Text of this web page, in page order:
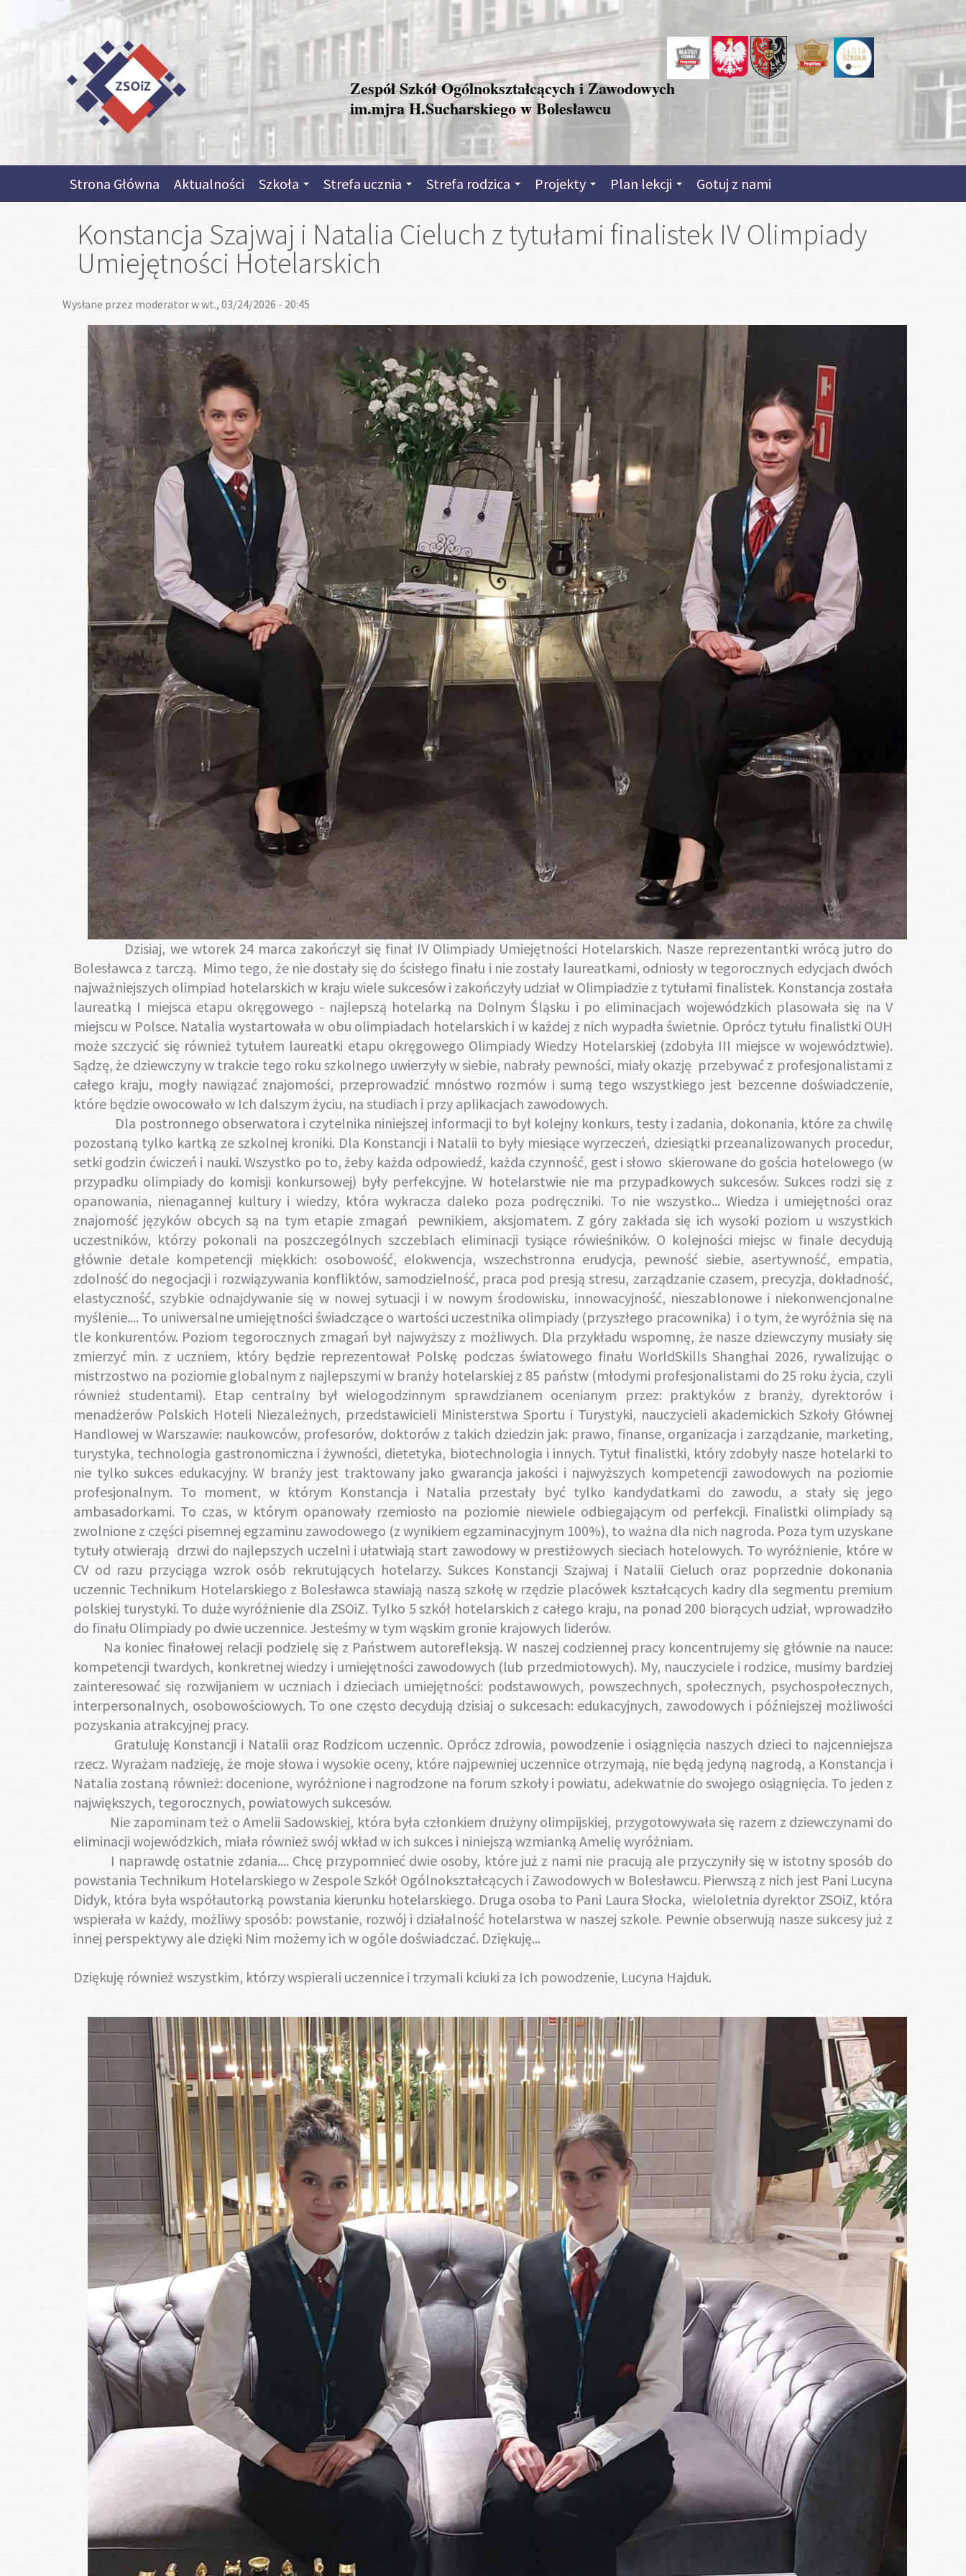
Zespół Szkół Ogólnokształcących i Zawodowych
im.mjra H.Sucharskiego w Bolesławcu
Strona Główna Aktualności Szkoła Strefa ucznia Strefa rodzica Projekty Plan lekcji Gotuj z nami
Konstancja Szajwaj i Natalia Cieluch z tytułami finalistek IV Olimpiady
Umiejętności Hotelarskich
Wysłane przez moderatorw wt., 03/24/2026 - 20:45
Dzisiaj, we wtorek 24 marca zakończył się finał IV Olimpiady Umiejętności Hotelarskich. Nasze reprezentantki wrócą jutro do
Bolesławca z tarczą. Mimo tego, że nie dostały się do ścisłego finału i nie zostały laureatkami, odniosły w tegorocznych edycjach dwóch
najważniejszych olimpiad hotelarskich w kraju wiele sukcesów i zakończyły udział w Olimpiadzie z tytułami finalistek. Konstancja została
laureatką I miejsca etapu okręgowego - najlepszą hotelarką na Dolnym Śląsku i po eliminacjach wojewódzkich plasowała się na V
miejscu w Polsce. Natalia wystartowała w obu olimpiadach hotelarskich i w każdej z nich wypadła świetnie. Oprócz tytułu finalistki OUH
może szczycić się również tytułem laureatki etapu okręgowego Olimpiady Wiedzy Hotelarskiej (zdobyła III miejsce w województwie).
Sądzę, że dziewczyny w trakcie tego roku szkolnego uwierzyły w siebie, nabrały pewności, miały okazję przebywać z profesjonalistami z
całego kraju, mogły nawiązać znajomości, przeprowadzić mnóstwo rozmów i sumą tego wszystkiego jest bezcenne doświadczenie,
które będzie owocowało w Ich dalszym życiu, na studiach i przy aplikacjach zawodowych.
Dla postronnego obserwatora i czytelnika niniejszej informacji to był kolejny konkurs, testy i zadania, dokonania, które za chwilę
pozostaną tylko kartką ze szkolnej kroniki. Dla Konstancji i Natalii to były miesiące wyrzeczeń, dziesiątki przeanalizowanych procedur,
setki godzin ćwiczeń i nauki. Wszystko po to, żeby każda odpowiedź, każda czynność, gest i słowo skierowane do gościa hotelowego (w
przypadku olimpiady do komisji konkursowej) były perfekcyjne. W hotelarstwie nie ma przypadkowych sukcesów. Sukces rodzi się z
opanowania, nienagannej kultury i wiedzy, która wykracza daleko poza podręczniki. To nie wszystko... Wiedza i umiejętności oraz
znajomość języków obcych są na tym etapie zmagań pewnikiem, aksjomatem. Z góry zakłada się ich wysoki poziom u wszystkich
uczestników, którzy pokonali na poszczególnych szczeblach eliminacji tysiące rówieśników. O kolejności miejsc w finale decydują
głównie detale kompetencji miękkich: osobowość, elokwencja, wszechstronna erudycja, pewność siebie, asertywność, empatia,
zdolność do negocjacji i rozwiązywania konfliktów, samodzielność, praca pod presją stresu, zarządzanie czasem, precyzja, dokładność,
elastyczność, szybkie odnajdywanie się w nowej sytuacji i w nowym środowisku, innowacyjność, nieszablonowe i niekonwencjonalne
myślenie.... To uniwersalne umiejętności świadczące o wartości uczestnika olimpiady (przyszłego pracownika) i o tym, że wyróżnia się na
tle konkurentów. Poziom tegorocznych zmagań był najwyższy z możliwych. Dla przykładu wspomnę, że nasze dziewczyny musiały się
zmierzyć min. z uczniem, który będzie reprezentował Polskę podczas światowego finału WorldSkills Shanghai 2026, rywalizując o
mistrzostwo na poziomie globalnym z najlepszymi w branży hotelarskiej z 85 państw (młodymi profesjonalistami do 25 roku życia, czyli
również studentami). Etap centralny był wielogodzinnym sprawdzianem ocenianym przez: praktyków z branży, dyrektorów i
menadżerów Polskich Hoteli Niezależnych, przedstawicieli Ministerstwa Sportu i Turystyki, nauczycieli akademickich Szkoły Głównej
Handlowej w Warszawie: naukowców, profesorów, doktorów z takich dziedzin jak: prawo, finanse, organizacja i zarządzanie, marketing,
turystyka, technologia gastronomiczna i żywności, dietetyka, biotechnologia i innych. Tytuł finalistki, który zdobyły nasze hotelarki to
nie tylko sukces edukacyjny. W branży jest traktowany jako gwarancja jakości i najwyższych kompetencji zawodowych na poziomie
profesjonalnym. To moment, w którym Konstancja i Natalia przestały być tylko kandydatkami do zawodu, a stały się jego
ambasadorkami. To czas, w którym opanowały rzemiosło na poziomie niewiele odbiegającym od perfekcji. Finalistki olimpiady są
zwolnione z części pisemnej egzaminu zawodowego (z wynikiem egzaminacyjnym 100%), to ważna dla nich nagroda. Poza tym uzyskane
tytuły otwierają drzwi do najlepszych uczelni i ułatwiają start zawodowy w prestiżowych sieciach hotelowych. To wyróżnienie, które w
CV od razu przyciąga wzrok osób rekrutujących hotelarzy. Sukces Konstancji Szajwaj i Natalii Cieluch oraz poprzednie dokonania
uczennic Technikum Hotelarskiego z Bolesławca stawiają naszą szkołę w rzędzie placówek kształcących kadry dla segmentu premium
polskiej turystyki. To duże wyróżnienie dla ZSOiZ. Tylko 5 szkół hotelarskich z całego kraju, na ponad 200 biorących udział, wprowadziło
do finału Olimpiady po dwie uczennice. Jesteśmy w tym wąskim gronie krajowych liderów.
Na koniec finałowej relacji podzielę się z Państwem autorefleksją. W naszej codziennej pracy koncentrujemy się głównie na nauce:
kompetencji twardych, konkretnej wiedzy i umiejętności zawodowych (lub przedmiotowych). My, nauczyciele i rodzice, musimy bardziej
zainteresować się rozwijaniem w uczniach i dzieciach umiejętności: podstawowych, powszechnych, społecznych, psychospołecznych,
interpersonalnych, osobowościowych. To one często decydują dzisiaj o sukcesach: edukacyjnych, zawodowych i późniejszej możliwości
pozyskania atrakcyjnej pracy.
Gratuluję Konstancji i Natalii oraz Rodzicom uczennic. Oprócz zdrowia, powodzenie i osiągnięcia naszych dzieci to najcenniejsza
rzecz. Wyrażam nadzieję, że moje słowa i wysokie oceny, które najpewniej uczennice otrzymają, nie będą jedyną nagrodą, a Konstancja i
Natalia zostaną również: docenione, wyróżnione i nagrodzone na forum szkoły i powiatu, adekwatnie do swojego osiągnięcia. To jeden z
największych, tegorocznych, powiatowych sukcesów.
Nie zapominam też o Amelii Sadowskiej, która była członkiem drużyny olimpijskiej, przygotowywała się razem z dziewczynami do
eliminacji wojewódzkich, miała również swój wkład w ich sukces i niniejszą wzmianką Amelię wyróżniam.
I naprawdę ostatnie zdania.... Chcę przypomnieć dwie osoby, które już z nami nie pracują ale przyczyniły się w istotny sposób do
powstania Technikum Hotelarskiego w Zespole Szkół Ogólnokształcących i Zawodowych w Bolesławcu. Pierwszą z nich jest Pani Lucyna
Didyk, która była współautorką powstania kierunku hotelarskiego. Druga osoba to Pani Laura Słocka, wieloletnia dyrektor ZSOiZ, która
wspierała w każdy, możliwy sposób: powstanie, rozwój i działalność hotelarstwa w naszej szkole. Pewnie obserwują nasze sukcesy już z
innej perspektywy ale dzięki Nim możemy ich w ogóle doświadczać. Dziękuję...
Dziękuję również wszystkim, którzy wspierali uczennice i trzymali kciuki za Ich powodzenie, Lucyna Hajduk.